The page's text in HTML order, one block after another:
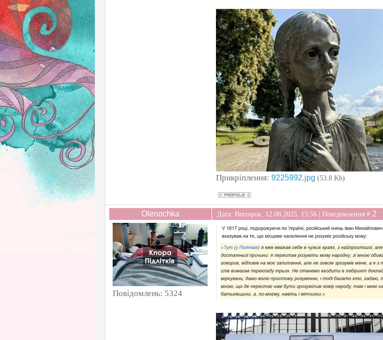
Прикріплення: 9225992.jpg (53.8 Kb)
Olenochka Дата: Вівторок, 12.08.2025, 15:56 | Повідомлення # 2
Повідомлень: 5324